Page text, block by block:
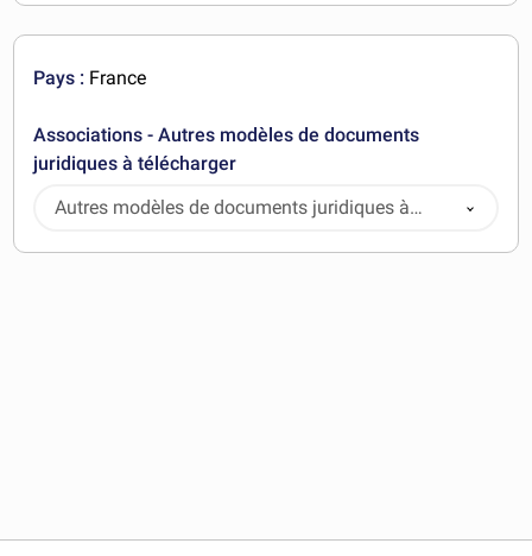
Pays : France
Associations - Autres modèles de documents
juridiques à télécharger
Autres modèles de documents juridiques à
télécharger